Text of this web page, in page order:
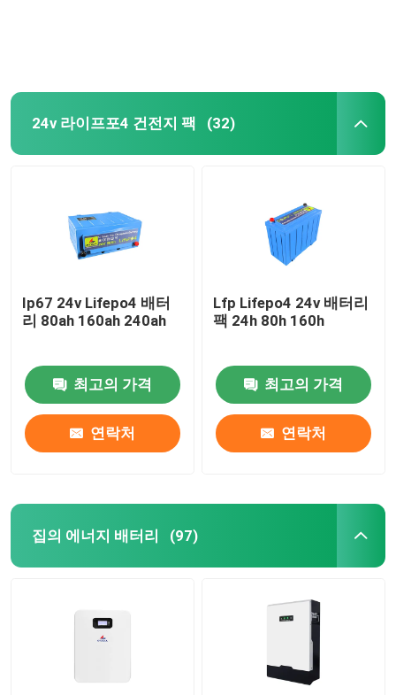
24v 라이프포4 건전지 팩 (32)
Ip67 24v Lifepo4 배터
리 80ah 160ah 240ah
최고의 가격
연락처
Lfp Lifepo4 24v 배터리
팩 24h 80h 160h
최고의 가격
연락처
집의 에너지 배터리 (97)